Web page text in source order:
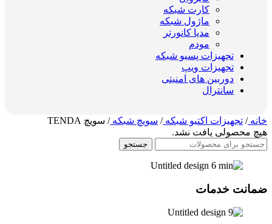
کارت شبکه
ماژول شبکه
مدیا کانورتر
مودم
تجهیزات پسیو شبکه
تجهیزات ویپ
دوربین های امنیتی
سانترال
خانه/ تجهیزات اکتیو شبکه/ سویچ شبکه/ سویچ TENDA
هیچ محصولی یافت نشد.
جستجو
ضمانت خدمات